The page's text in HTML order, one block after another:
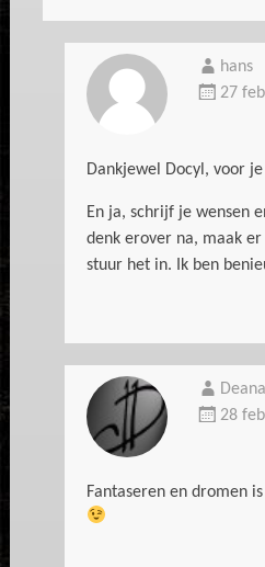
hans
27
Dankjewel Docyl, voor
En ja, schrijf je wensen
denk erover na, maak
stuur het in. Ik ben
28
Fantaseren en dromen